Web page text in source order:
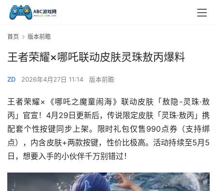
首页 版本前瞻
王者荣耀×哪吒联动皮肤灵珠敖丙爆料
ZD 2026年4月27日 11:14 版本前瞻
王者荣耀×《哪吒之魔童闹海》联动皮肤「敖隐-灵珠·敖
丙」官宣！4月29日更新后，传说限定皮肤「灵珠·敖丙」携
配套个性按键同步上架。限时礼包仅售990点券（支持绑
点），内含皮肤+两款按键，性价比极高。活动持续至5月5
日，想要入手的小伙伴千万别错过！